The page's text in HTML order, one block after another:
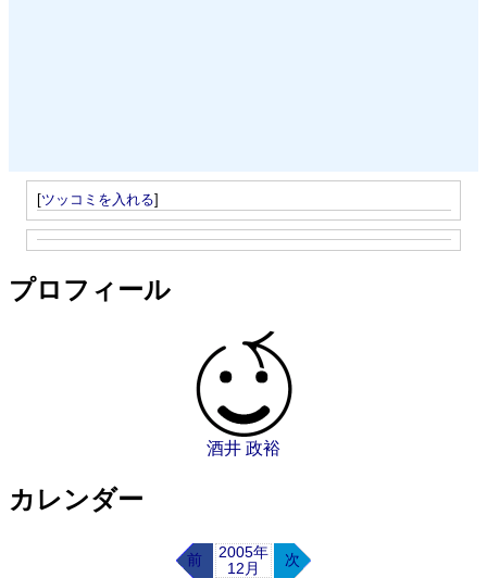
[ツッコミを入れる]
プロフィール
酒井 政裕
カレンダー
前
2005年
12月
次